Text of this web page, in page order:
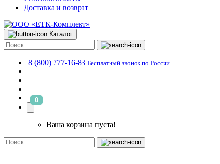
Доставка и возврат
Каталог
8 (800) 777-16-83 Бесплатный звонок по России
0
Ваша корзина пуста!